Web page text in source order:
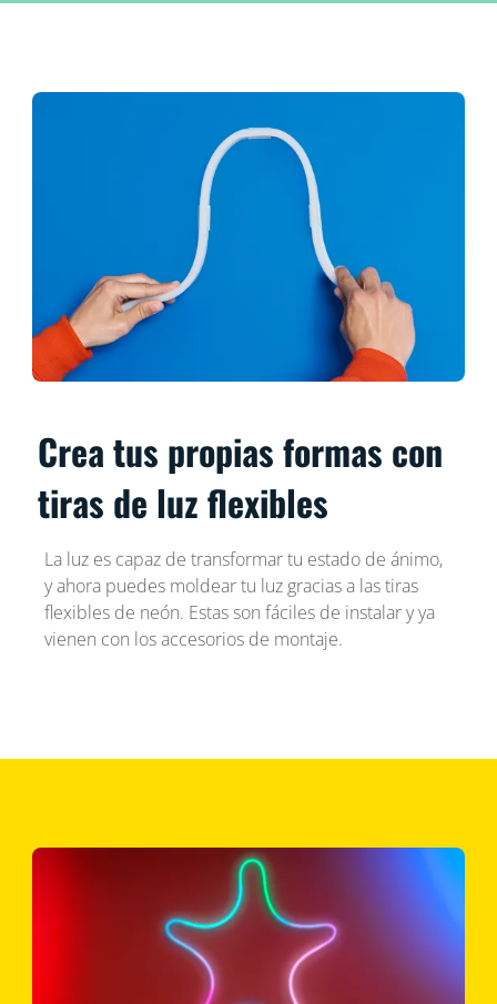
Crea tus propias formas con
tiras de luz flexibles
La luz es capaz de transformar tu estado de ánimo,
y ahora puedes moldear tu luz gracias a las tiras
flexibles de neón. Estas son fáciles de instalar y ya
vienen con los accesorios de montaje.